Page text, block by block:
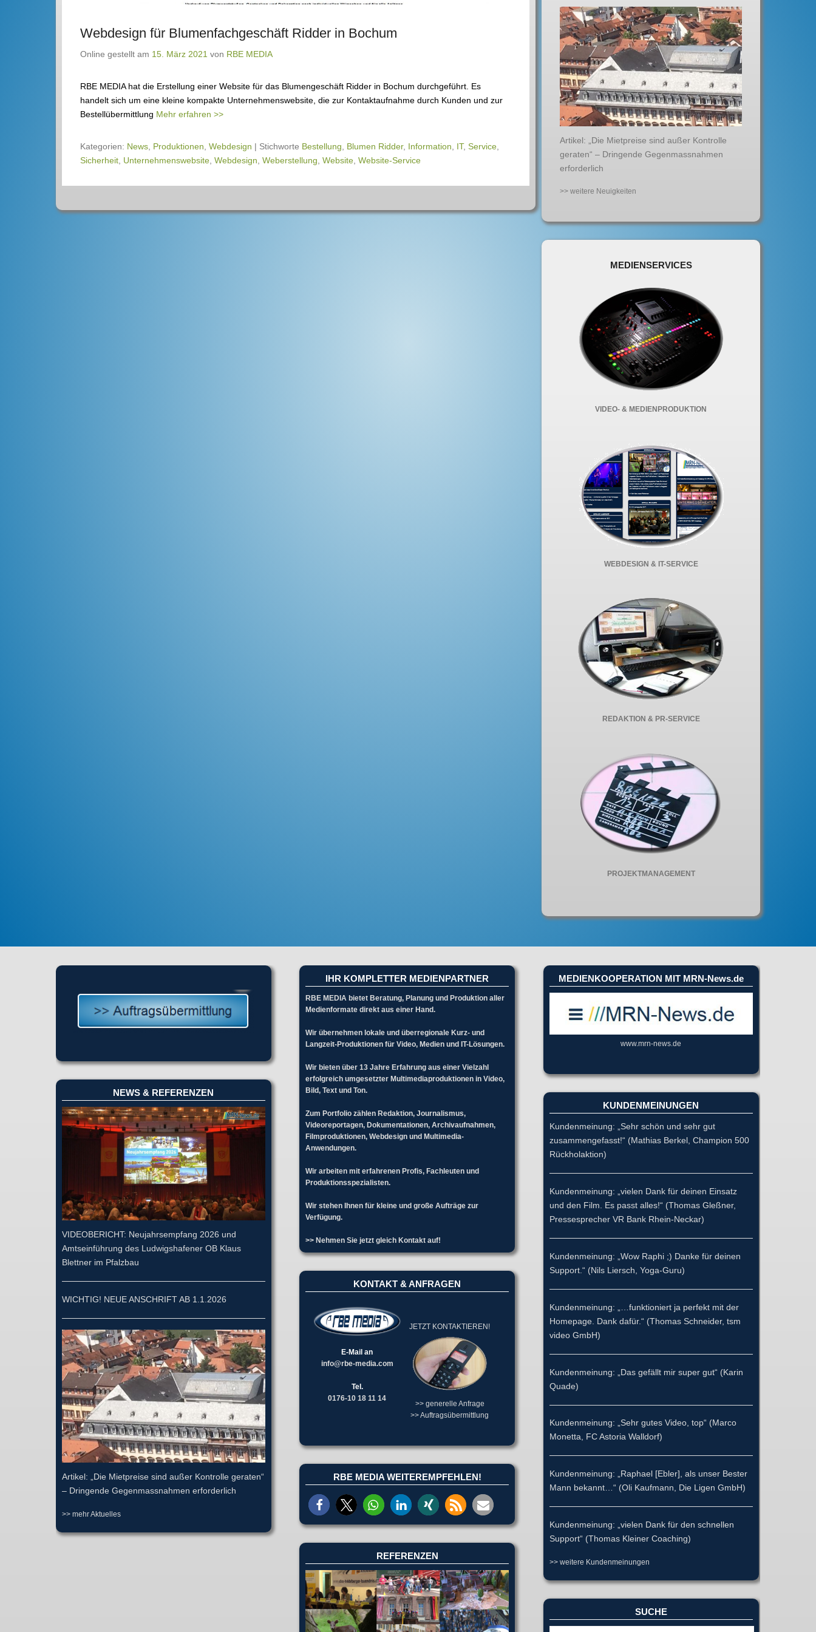
Webdesign für Blumenfachgeschäft Ridder in Bochum
Online gestellt am 15. März 2021 von RBE MEDIA
RBE MEDIA hat die Erstellung einer Website für das Blumengeschäft Ridder in Bochum durchgeführt. Es
handelt sich um eine kleine kompakte Unternehmenswebsite, die zur Kontaktaufnahme durch Kunden und zur
Bestellübermittlung Mehr erfahren >>
Kategorien: News Produktionen Webdesign | Stichworte Bestellung Blumen Ridder, Information IT, Service
Sicherheit Unternehmenswebsite Webdesign Weberstellung Website Website-Service
Artikel: „Die Mietpreise sind außer Kontrolle
geraten“ – Dringende Gegenmassnahmen
erforderlich
>> weitere Neuigkeiten
MEDIENSERVICES
VIDEO- & MEDIENPRODUKTION
WEBDESIGN & IT-SERVICE
REDAKTION & PR-SERVICE
PROJEKTMANAGEMENT
NEWS & REFERENZEN
VIDEOBERICHT: Neujahrsempfang 2026 und
Amtseinführung des Ludwigshafener OB Klaus
Blettner im Pfalzbau
WICHTIG! NEUE ANSCHRIFT AB 1.1.2026
Artikel: „Die Mietpreise sind außer Kontrolle geraten“
– Dringende Gegenmassnahmen erforderlich
>> mehr Aktuelles
IHR KOMPLETTER MEDIENPARTNER
RBE MEDIA bietet Beratung, Planung und Produktion aller
Medienformate direkt aus einer Hand.
Wir übernehmen lokale und überregionale Kurz- und
Langzeit-Produktionen für Video, Medien und IT-Lösungen.
Wir bieten über 13 Jahre Erfahrung aus einer Vielzahl
erfolgreich umgesetzter Multimediaproduktionen in Video,
Bild, Text und Ton.
Zum Portfolio zählen Redaktion, Journalismus,
Videoreportagen, Dokumentationen, Archivaufnahmen,
Filmproduktionen, Webdesign und Multimedia-
Anwendungen.
Wir arbeiten mit erfahrenen Profis, Fachleuten und
Produktionsspezialisten.
Wir stehen Ihnen für kleine und große Aufträge zur
Verfügung.
>> Nehmen Sie jetzt gleich Kontakt auf!
KONTAKT & ANFRAGEN
E-Mail an
info@rbe-media.com
Tel.
0176-10 18 11 14
JETZT KONTAKTIEREN!
>> generelle Anfrage
>> Auftragsübermittlung
RBE MEDIA WEITEREMPFEHLEN!
REFERENZEN
MEDIENKOOPERATION MIT MRN-News.de
www.mrn-news.de
KUNDENMEINUNGEN
Kundenmeinung: „Sehr schön und sehr gut
zusammengefasst!“ (Mathias Berkel, Champion 500
Rückholaktion)
Kundenmeinung: „vielen Dank für deinen Einsatz
und den Film. Es passt alles!“ (Thomas Gleßner,
Pressesprecher VR Bank Rhein-Neckar)
Kundenmeinung: „Wow Raphi ;) Danke für deinen
Support.“ (Nils Liersch, Yoga-Guru)
Kundenmeinung: „…funktioniert ja perfekt mit der
Homepage. Dank dafür.“ (Thomas Schneider, tsm
video GmbH)
Kundenmeinung: „Das gefällt mir super gut“ (Karin
Quade)
Kundenmeinung: „Sehr gutes Video, top“ (Marco
Monetta, FC Astoria Walldorf)
Kundenmeinung: „Raphael [Ebler], als unser Bester
Mann bekannt…“ (Oli Kaufmann, Die Ligen GmbH)
Kundenmeinung: „vielen Dank für den schnellen
Support“ (Thomas Kleiner Coaching)
>> weitere Kundenmeinungen
SUCHE